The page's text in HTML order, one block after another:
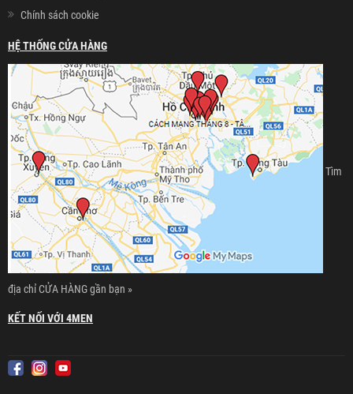
Chính sách cookie
HỆ THỐNG CỬA HÀNG
Tìm
địa chỉ CỬA HÀNG gần bạn »
KẾT NỐI VỚI 4MEN